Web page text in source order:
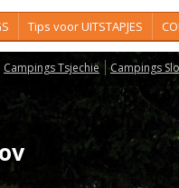
Tips voor UITSTAPJES
Campings Tsjechië Campings